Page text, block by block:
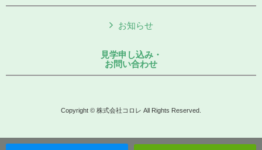
お知らせ
見学申し込み・
お問い合わせ
Copyright © 株式会社コロレ All Rights Reserved.